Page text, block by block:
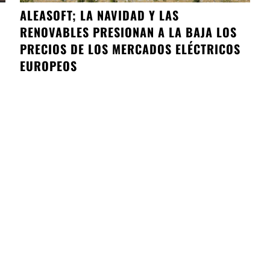
ALEASOFT; LA NAVIDAD Y LAS
RENOVABLES PRESIONAN A LA BAJA LOS
PRECIOS DE LOS MERCADOS ELÉCTRICOS
EUROPEOS